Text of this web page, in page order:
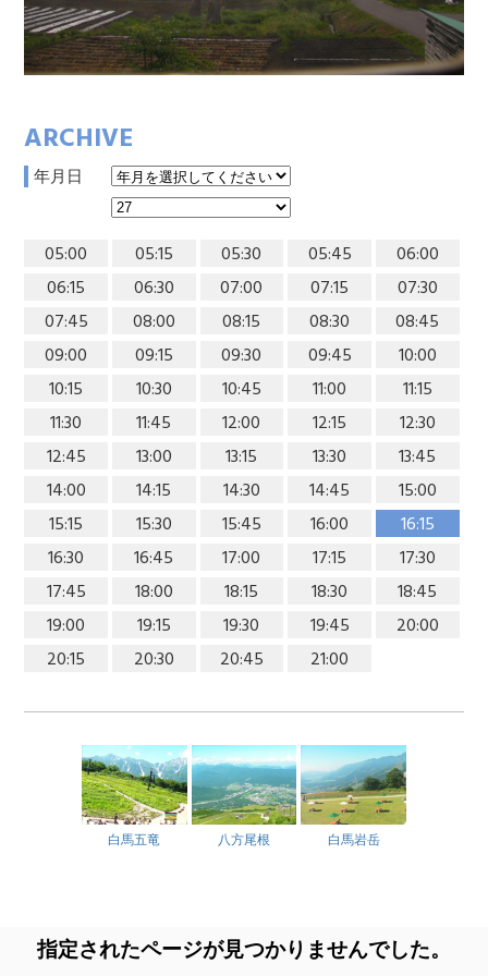
ARCHIVE
年月日
05:00 05:15 05:30 05:45
06:00
06:15
06:30 07:00 07:15
07:30
07:45
08:00 08:15 08:30
08:45
09:00
09:15 09:30 09:45
10:00
10:15
10:30 10:45 11:00
11:15
11:30
11:45 12:00 12:15
12:30
12:45
13:00 13:15 13:30
13:45
14:00
14:15 14:30 14:45
15:00
15:15
15:30 15:45 16:00
16:15
16:30
16:45 17:00 17:15
17:30
17:45
18:00 18:15 18:30
18:45
19:00
19:15 19:30 19:45
20:00
20:15
20:30 20:45 21:00
白馬五竜 八方尾根 白馬岩岳